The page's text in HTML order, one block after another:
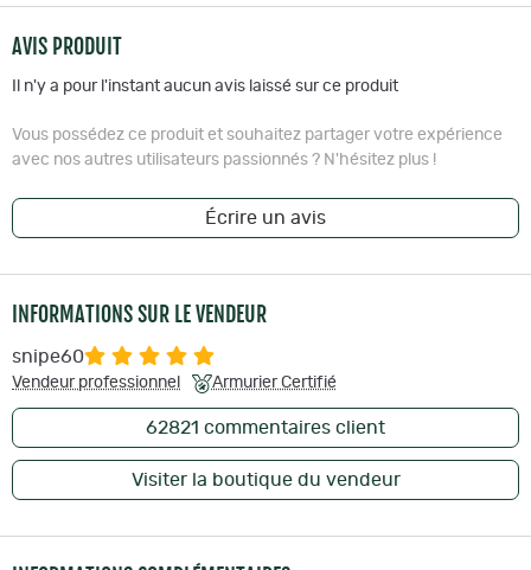
AVIS PRODUIT
Il n'y a pour l'instant aucun avis laissé sur ce produit
Vous possédez ce produit et souhaitez partager votre expérience
avec nos autres utilisateurs passionnés ? N'hésitez plus !
Écrire un avis
INFORMATIONS SUR LE VENDEUR
snipe60
Vendeur professionnel Armurier Certifié
62821 commentaires client
Visiter la boutique du vendeur